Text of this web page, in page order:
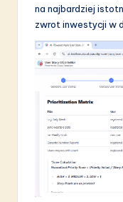
na najbardziej
zwrot inwestycji w